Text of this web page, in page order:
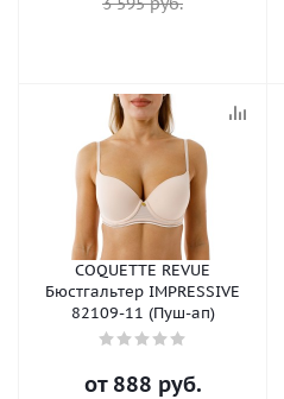
COQUETTE REVUE
Бюстгальтер IMPRESSIVE
82109-11 (Пуш-ап)
от 888 руб.